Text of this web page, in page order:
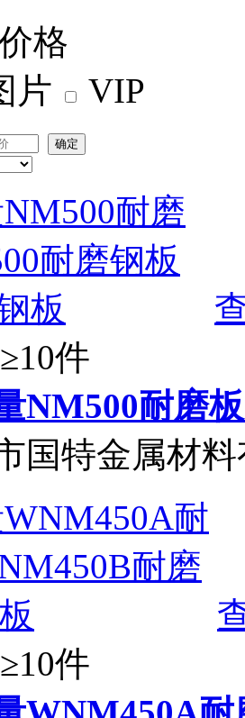
格
片
VIP
确定
≥10件
NM500耐磨
国特金属材
≥10件